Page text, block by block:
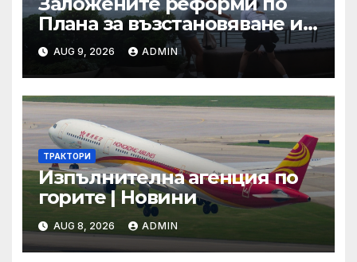
Плана за възстановяване и
устойчивост в част
енергетика са
неизпълними
AUG 9, 2026 ADMIN
ТРАКТОРИ
Изпълнителна агенция по
горите | Новини
AUG 8, 2026 ADMIN